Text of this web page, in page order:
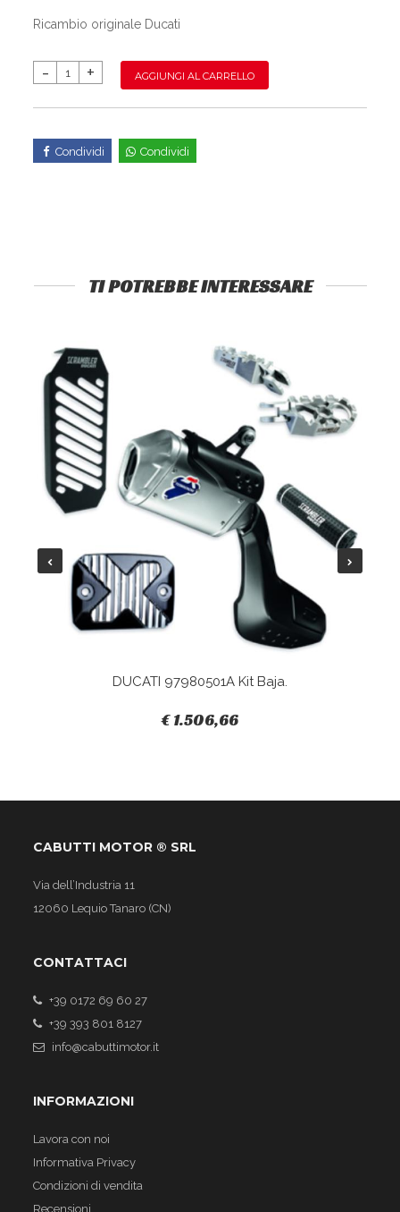
Ricambio originale Ducati
AGGIUNGI AL CARRELLO
Condividi Condividi
TI POTREBBE INTERESSARE
DUCATI 97980501A Kit Baja.
€ 1.506,66
CABUTTI MOTOR ® SRL
Via dell’Industria 11
12060 Lequio Tanaro (CN)
CONTATTACI
+39 0172 69 60 27
+39 393 801 8127
info@cabuttimotor.it
INFORMAZIONI
Lavora con noi
Informativa Privacy
Condizioni di vendita
Recensioni